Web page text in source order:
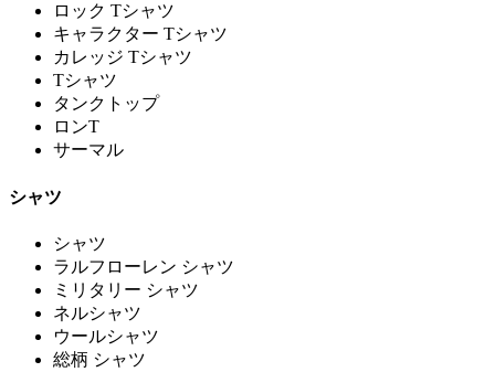
ロック Tシャツ
キャラクター Tシャツ
カレッジ Tシャツ
Tシャツ
タンクトップ
ロンT
サーマル
シャツ
シャツ
ラルフローレン シャツ
ミリタリー シャツ
ネルシャツ
ウールシャツ
総柄 シャツ